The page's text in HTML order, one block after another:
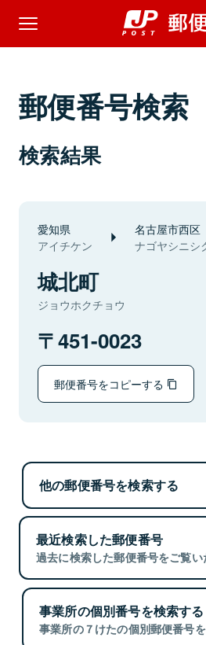
郵便番号検索
検索結果
愛知県
アイチケン
名古屋市西区
ナゴヤシニシ
城北町
ジョウホクチョウ
451-0023
郵便番号をコピーする
他の郵便番号を検索する
最近検索した郵便番号
過去に検索した郵便番号をご覧い
事業所の個別番号を検索する
事業所の７けたの個別郵便番号を